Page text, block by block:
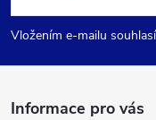
p
a
Vložením e-mailu
Informace pro vás